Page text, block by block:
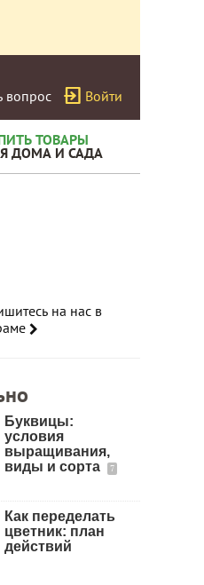
вопрос Войти
ТОВАРЫ
ДОМА И САДА
на нас в
Буквицы:
условия
выращивания,
виды и сорта
7
Как переделать
цветник: план
действий